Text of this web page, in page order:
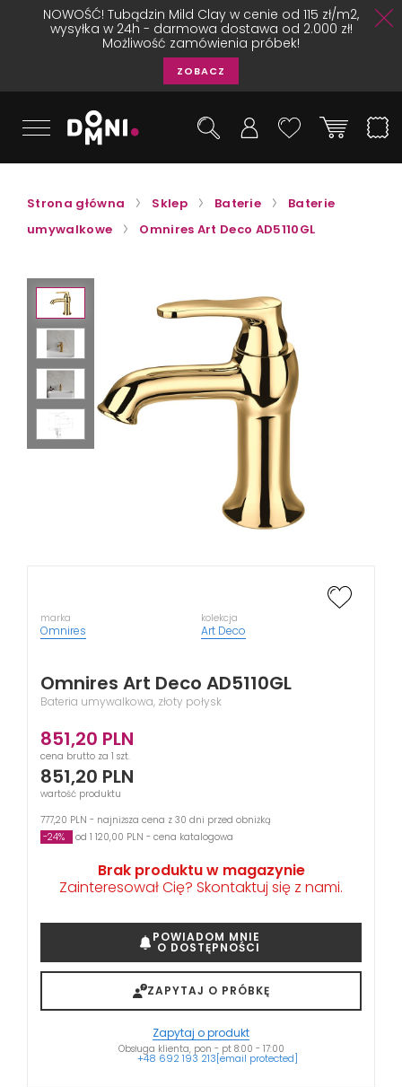
NOWOŚĆ! Tubądzin Mild Clay w cenie od 115 zł/m2,
wysyłka w 24h - darmowa dostawa od 2.000 zł!
Możliwość zamówienia próbek!
ZOBACZ
Strona główna Sklep Baterie
Baterie
umywalkowe
Omnires Art Deco AD5110GL
marka
Omnires
kolekcja
Art Deco
Omnires Art Deco AD5110GL
Bateria umywalkowa, złoty połysk
851,20 PLN
cena brutto za 1 szt.
851,20 PLN
wartość produktu
777,20 PLN - najniższa cena z 30 dni przed obniżką
-24%
od 1 120,00 PLN - cena katalogowa
Brak produktu w magazynie
Zainteresował Cię? Skontaktuj się z nami.
POWIADOM MNIE
O DOSTĘPNOŚCI
ZAPYTAJ O PRÓBKĘ
Zapytaj o produkt
Obsługa klienta, pon - pt 8:00 - 17:00
+48 692 193 213[email protected]